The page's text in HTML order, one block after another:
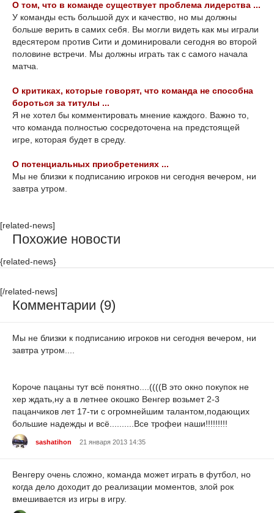
О том, что в команде существует проблема лидерства ...
У команды есть большой дух и качество, но мы должны
больше верить в самих себя. Вы могли видеть как мы играли
вдесятером против Сити и доминировали сегодня во второй
половине встречи. Мы должны играть так с самого начала
матча.
О критиках, которые говорят, что команда не способна
бороться за титулы ...
Я не хотел бы комментировать мнение каждого. Важно то,
что команда полностью сосредоточена на предстоящей
игре, которая будет в среду.
О потенциальных приобретениях ...
Мы не близки к подписанию игроков ни сегодня вечером, ни
завтра утром.
[related-news]
Похожие новости
{related-news}
[/related-news]
Комментарии (9)
Мы не близки к подписанию игроков ни сегодня вечером, ни
завтра утром....
Короче пацаны тут всё понятно....((((В это окно покупок не
хер ждать,ну а в летнее окошко Венгер возьмет 2-3
пацанчиков лет 17-ти с огромнейшим талантом,подающих
большие надежды и всё..........Все трофеи наши!!!!!!!!!
sashatihon 21 января 2013 14:35
Венгеру очень сложно, команда может играть в футбол, но
когда дело доходит до реализации моментов, злой рок
вмешивается из игры в игру.